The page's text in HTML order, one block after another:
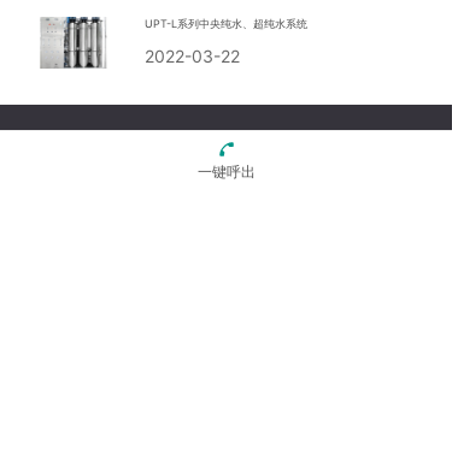
UPT-L系列中央纯水、超纯水系统
2022-03-22
一键呼出